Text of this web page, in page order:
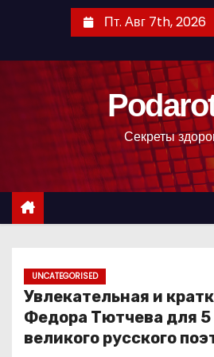
с
Пт. Авг 7th, 2026
Секреты
UNCATEGORISED
Увлекательная и
Федора Тютчева для 5
великого русского